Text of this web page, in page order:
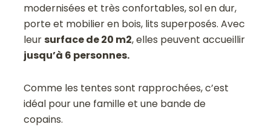
modernisées et très confortables, sol en dur,
porte et mobilier en bois, lits superposés. Avec
leursurface de 20 m2, elles peuvent accueillir
jusqu’à 6 personnes.
Comme les tentes sont rapprochées, c’est
idéal pour une famille et une bande de
copains.